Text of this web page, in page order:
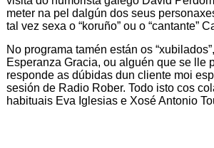
meter na pel dalgún dos seus
tal vez sexa o “koruño” ou o “cantante”
No programa tamén están os
Esperanza Gracia, ou alguén que se lle
responde as dúbidas dun cliente moi
sesión de Radio Rober. Todo isto cos
habituais Eva Iglesiase Xosé Antonio